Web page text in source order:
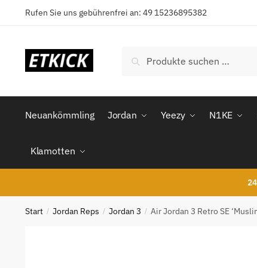
Rufen Sie uns gebührenfrei an: 49 15236895382
nach:
Suchen
Neuankömmling Jordan Yeezy N1KE
Klamotten
Start / Jordan Reps / Jordan 3 / Air Jordan 3 Retro SE